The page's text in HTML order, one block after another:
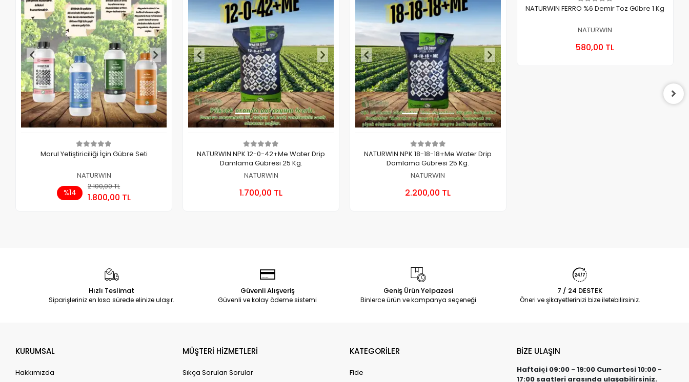
Marul Yetiştiriciliği İçin Gübre Seti
NATURWIN
%14
2.100,00 TL
1.800,00 TL
Sepete Ekle
NATURWIN NPK 12-0-42+Me Water Drip
Damlama Gübresi 25 Kg.
NATURWIN
1.700,00 TL
NATURWIN NPK 18-18-18+Me Water Drip
Damlama Gübresi 25 Kg.
NATURWIN
2.200,00 TL
NATURWIN FERRO %6 Demir Toz Gübre 1 Kg
NATURWIN
580,00 TL
Hızlı Teslimat
Siparişleriniz en kısa sürede elinize ulaşır.
Güvenli Alışveriş
Güvenli ve kolay ödeme sistemi
Geniş Ürün Yelpazesi
Binlerce ürün ve kampanya seçeneği
7 / 24 DESTEK
Öneri ve şikayetlerinizi bize iletebilirsiniz.
KURUMSAL
Hakkımızda
MÜŞTERİ HİZMETLERİ
Sıkça Sorulan Sorular
KATEGORİLER
Fide
BİZE ULAŞIN
Haftaiçi 09:00 - 19:00 Cumartesi 10:00 -
17:00 saatleri arasında ulaşabilirsiniz.